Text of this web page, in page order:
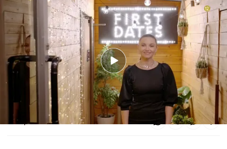
‘First Dates’, especial San Valentín
First Dates
22 ENE 2025 - 18:31h.
El restaurante del amor abría las puertas para
celebrar el Día de Los Enamorados
Compartir